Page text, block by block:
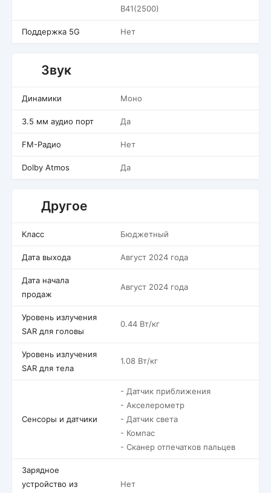
B41(2500)
Поддержка 5G Нет
Звук
Динамики Моно
3.5 мм аудио порт Да
FM-Радио Нет
Dolby Atmos Да
Другое
Класс Бюджетный
Дата выхода Август 2024 года
Дата начала
продаж
Август 2024 года
Уровень излучения
SAR для головы
0.44 Вт/кг
Уровень излучения
SAR для тела
1.08 Вт/кг
Сенсоры и датчики
- Датчик приближения
- Акселерометр
- Датчик света
- Компас
- Сканер отпечатков пальцев
Зарядное
устройство из
Нет